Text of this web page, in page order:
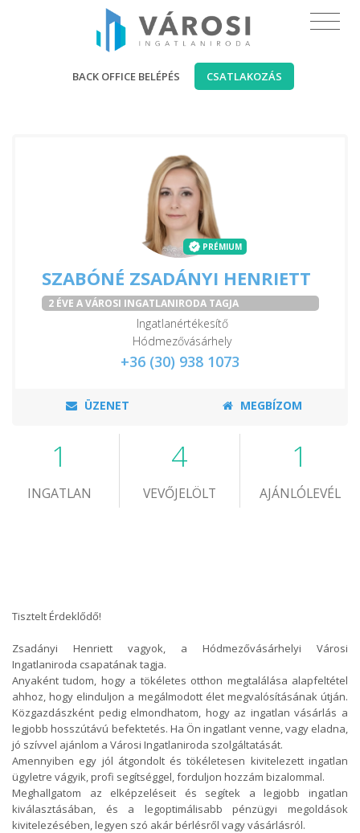
BACK OFFICE BELÉPÉS CSATLAKOZÁS
PRÉMIUM
SZABÓNÉ ZSADÁNYI HENRIETT
2 ÉVE A VÁROSI INGATLANIRODA TAGJA
Ingatlanértékesítő
Hódmezővásárhely
+36 (30) 938 1073
ÜZENET MEGBÍZOM
1
INGATLAN
4
VEVŐJELÖLT
1
AJÁNLÓLEVÉL
Tisztelt Érdeklődő!
Zsadányi Henriett vagyok, a Hódmezővásárhelyi Városi
Ingatlaniroda csapatának tagja.
Anyaként tudom, hogy a tökéletes otthon megtalálása alapfeltétel
ahhoz, hogy elinduljon a megálmodott élet megvalósításának útján.
Közgazdászként pedig elmondhatom, hogy az ingatlan vásárlás a
legjobb hosszútávú befektetés. Ha Ön ingatlant venne, vagy eladna,
jó szívvel ajánlom a Városi Ingatlaniroda szolgáltatását.
Amennyiben egy jól átgondolt és tökéletesen kivitelezett ingatlan
ügyletre vágyik, profi segítséggel, forduljon hozzám bizalommal.
Meghallgatom az elképzeléseit és segítek a legjobb ingatlan
kiválasztásában, és a legoptimálisabb pénzügyi megoldások
kivitelezésében, legyen szó akár bérlésről vagy vásárlásról.